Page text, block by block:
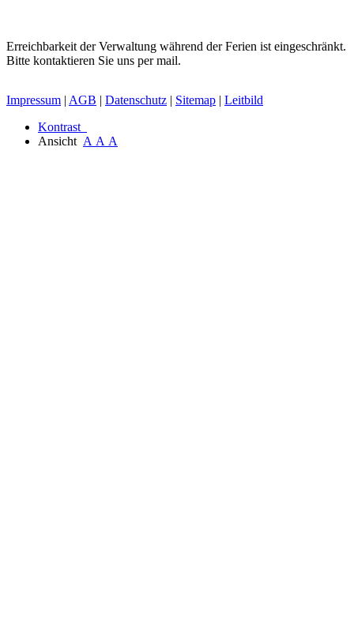
Erreichbarkeit der Verwaltung während der Ferien ist eingeschränkt.
Bitte kontaktieren Sie uns per mail.
Impressum | AGB | Datenschutz | Sitemap | Leitbild
Kontrast
Ansicht A A A